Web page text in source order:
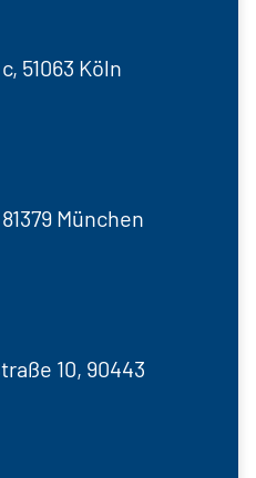
51063 Köln
München
10, 90443